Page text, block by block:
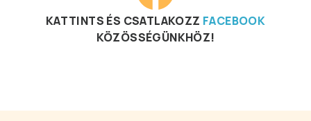
KATTINTS ÉS CSATLAKOZZ FACEBOOK
KÖZÖSSÉGÜNKHÖZ!